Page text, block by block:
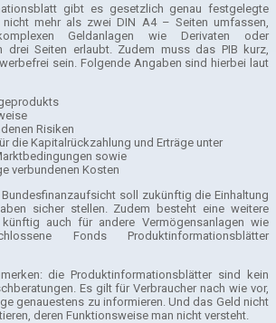
gibt es gesetzlich genau festgelegte
mehr als zwei DIN A4 – Seiten umfassen,
Geldanlagen wie Derivaten oder
drei Seiten erlaubt. Zudem muss das PIB kurz,
sein. Folgende Angaben sind hierbei laut
Risiken
die Kapitalrückzahlung und Erträge unter
sowie
verbundenen Kosten
soll zukünftig die Einhaltung
sicher stellen. Zudem besteht eine weitere
auch für andere Vermögensanlagen wie
Fonds Produktinformationsblätter
die Produktinformationsblätter sind kein
Es gilt für Verbraucher nach wie vor,
genauestens zu informieren. Und das Geld nicht
deren Funktionsweise man nicht versteht.